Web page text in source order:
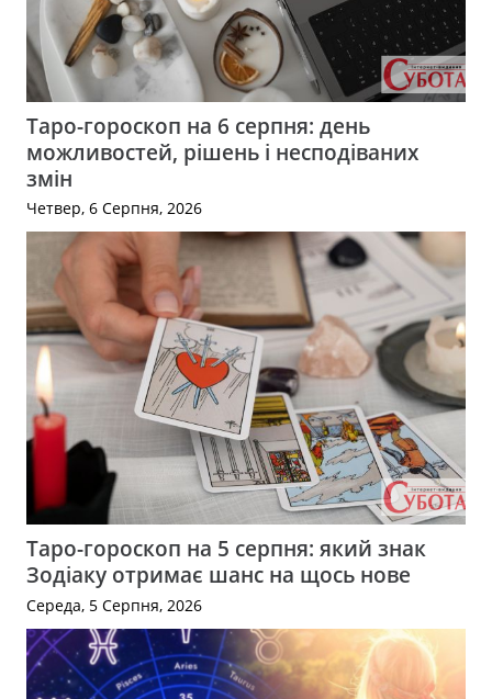
Таро-гороскоп на 6 серпня: день
можливостей, рішень і несподіваних
змін
Четвер, 6 Серпня, 2026
Таро-гороскоп на 5 серпня: який знак
Зодіаку отримає шанс на щось нове
Середа, 5 Серпня, 2026